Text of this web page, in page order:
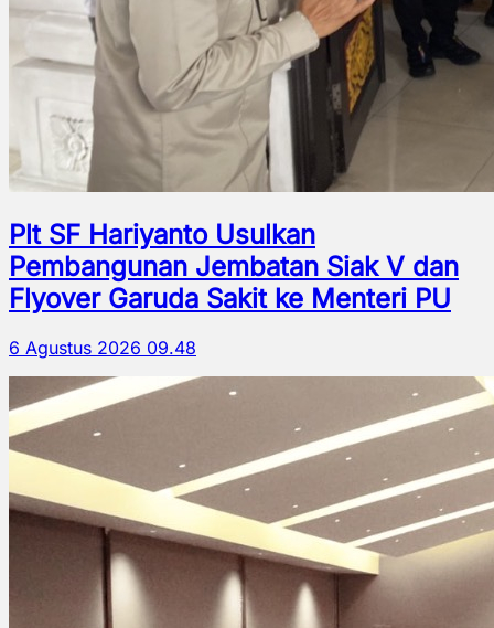
Plt SF Hariyanto Usulkan
Pembangunan Jembatan Siak V dan
Flyover Garuda Sakit ke Menteri PU
6 Agustus 2026 09.48